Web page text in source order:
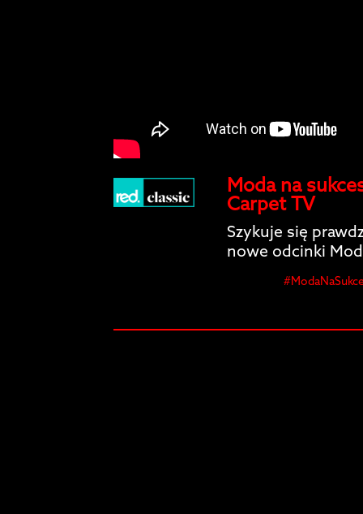
Moda na
Carpet TV
Szykuje się
nowe odcinki